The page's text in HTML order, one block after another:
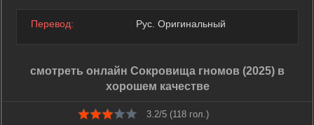
Перевод: Рус. Оригинальный
смотреть онлайн Сокровища гномов (2025) в
хорошем качестве
3.2/5 (118 гол.)